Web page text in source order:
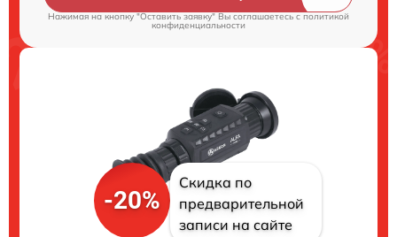
Нажимая на кнопку "Оставить заявку" Вы соглашаетесь c политикой
конфиденциальности
-20%
Скидка по
предварительной
записи на сайте